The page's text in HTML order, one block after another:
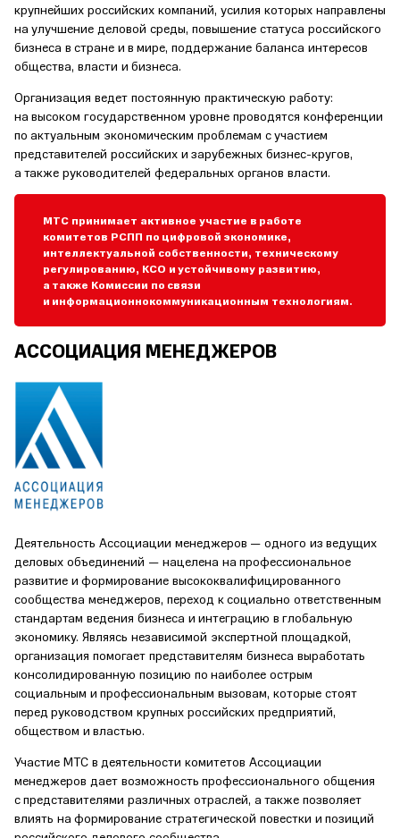
крупнейших российских компаний, усилия которых направлены
на улучшение деловой среды, повышение статуса российского
бизнеса в стране и в мире, поддержание баланса интересов
общества, власти и бизнеса.
Организация ведет постоянную практическую работу:
на высоком государственном уровне проводятся конференции
по актуальным экономическим проблемам с участием
представителей российских и зарубежных бизнес-кругов,
а также руководителей федеральных органов власти.
МТС принимает активное участие в работе
комитетов РСПП по цифровой экономике,
интеллектуальной собственности, техническому
регулированию, КСО и устойчивому развитию,
а также Комиссии по связи
и информационнокоммуникационным технологиям.
АССОЦИАЦИЯ МЕНЕДЖЕРОВ
Деятельность Ассоциации менеджеров — одного из ведущих
деловых объединений — нацелена на профессиональное
развитие и формирование высококвалифицированного
сообщества менеджеров, переход к социально ответственным
стандартам ведения бизнеса и интеграцию в глобальную
экономику. Являясь независимой экспертной площадкой,
организация помогает представителям бизнеса выработать
консолидированную позицию по наиболее острым
социальным и профессиональным вызовам, которые стоят
перед руководством крупных российских предприятий,
обществом и властью.
Участие МТС в деятельности комитетов Ассоциации
менеджеров дает возможность профессионального общения
с представителями различных отраслей, а также позволяет
влиять на формирование стратегической повестки и позиций